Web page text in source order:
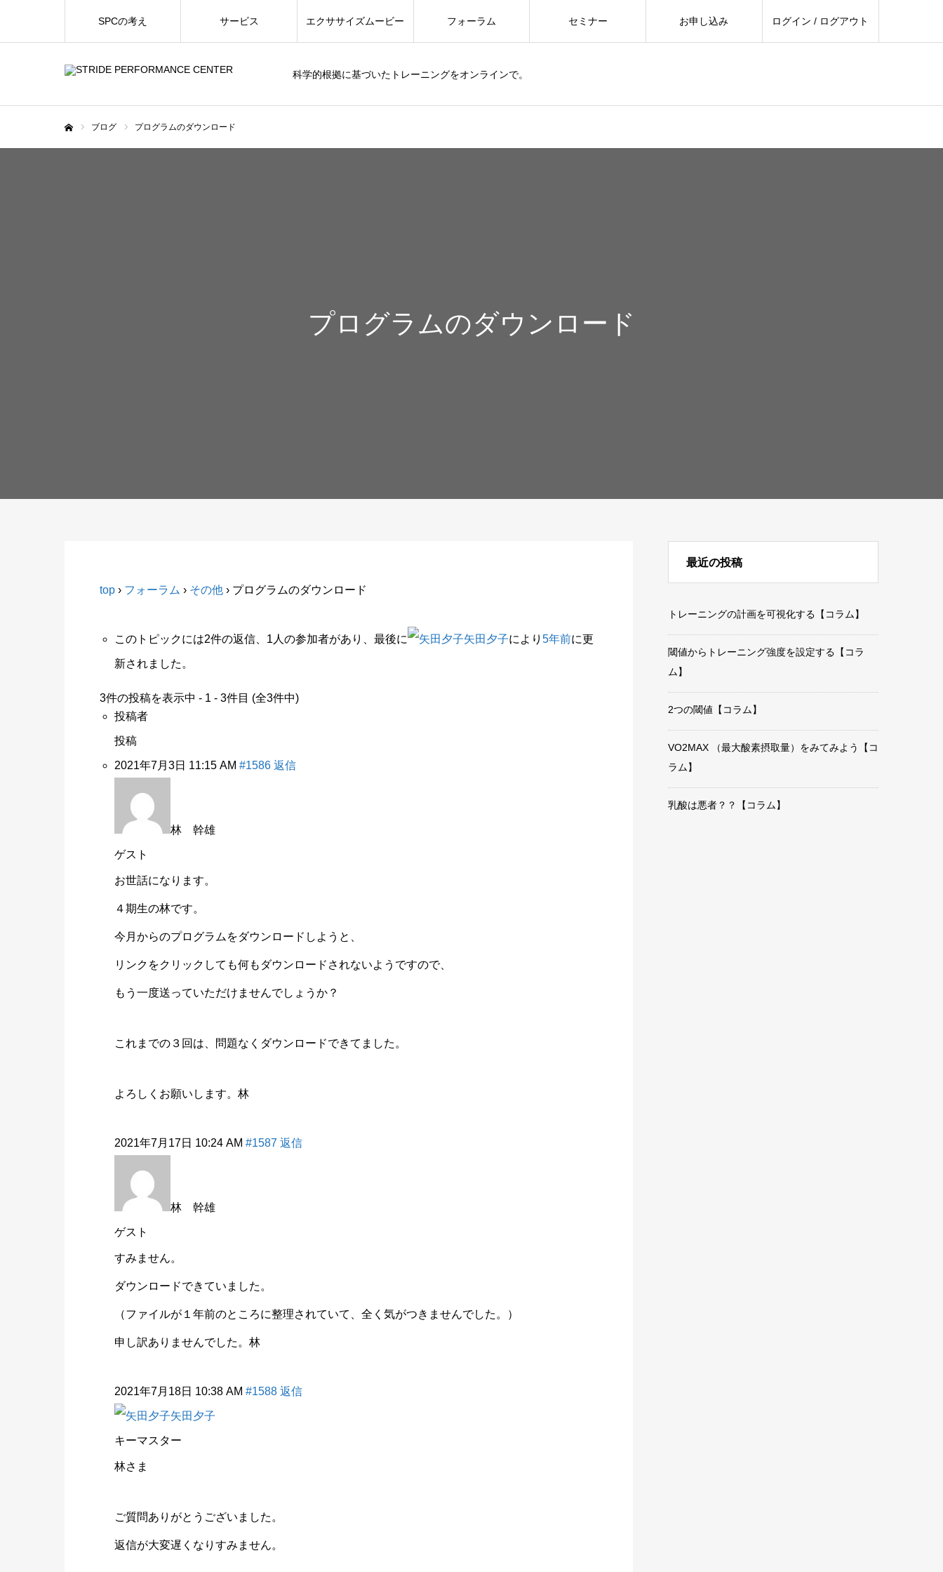
科学的根拠に基づいたトレーニングをオンラインで。
SPCの考え サービス エクササイズムービー フォーラム セミナー お申し込み ログイン / ログアウト
ブログ プログラムのダウンロード
プログラムのダウンロード
top › フォーラム › その他 › プログラムのダウンロード
このトピックには2件の返信、1人の参加者があり、最後に 矢田夕子により 5年前に更
新されました。
3件の投稿を表示中 - 1 - 3件目 (全3件中)
投稿者
投稿
2021年7月3日 11:15 AM #1586 返信
林 幹雄
ゲスト
お世話になります。
４期生の林です。
今月からのプログラムをダウンロードしようと、
リンクをクリックしても何もダウンロードされないようですので、
もう一度送っていただけませんでしょうか？
これまでの３回は、問題なくダウンロードできてました。
よろしくお願いします。林
2021年7月17日 10:24 AM #1587 返信
林 幹雄
ゲスト
すみません。
ダウンロードできていました。
（ファイルが１年前のところに整理されていて、全く気がつきませんでした。）
申し訳ありませんでした。林
2021年7月18日 10:38 AM #1588 返信
矢田夕子
キーマスター
林さま
ご質問ありがとうございました。
返信が大変遅くなりすみません。
最近の投稿
トレーニングの計画を可視化する【コラム】
閾値からトレーニング強度を設定する【コラ
ム】
2つの閾値【コラム】
VO2MAX （最大酸素摂取量）をみてみよう【コ
ラム】
乳酸は悪者？？【コラム】